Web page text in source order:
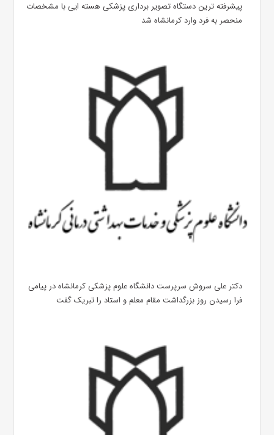
پیشرفته ترین دستگاه تصویر برداری پزشکی هسته ایی با مشخصات
منحصر به فرد وارد کرمانشاه شد
دکتر علی سروش سرپرست دانشگاه علوم پزشکی کرمانشاه در پیامی
فرا رسیدن روز بزرگداشت مقام معلم و استاد را تبریک گفت